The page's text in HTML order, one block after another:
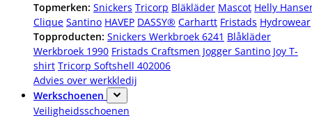
Topmerken: Snickers Tricorp Bläkläder Mascot Helly
Clique Santino HAVEP DASSY® Carhartt Fristads Hydrowear
Topproducten: Snickers Werkbroek 6241 Blåkläder
Werkbroek 1990 Fristads Craftsmen Jogger Santino Joy T-
shirt Tricorp Softshell 402006
Advies over werkkledij
Werkschoenen
Veiligheidsschoenen